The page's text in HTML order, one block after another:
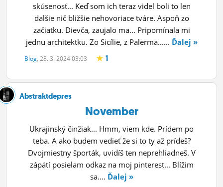
skúsenosť... Keď som ich teraz videl boli to len
dalšie nič bližšie nehovoriace tváre. Aspoň zo
začiatku. Dievča, zaujalo ma... Pripomínala mi
jednu architektku. Zo Sicílie, z Palerma...... Ďalej »
Blog, 28. 3. 2024 03:03 1
Abstraktdepres
November
Ukrajinský činžiak... Hmm, viem kde. Prídem po
teba. A ako budem vedieť že si to ty až prídeš?
Dvojmiestny športák, uvidíš ten neprehliadneš. V
zápätí posielam odkaz na moj pinterest... Blížim
sa.... Ďalej »